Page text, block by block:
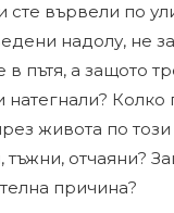
сте вървели по
надолу, не
в пътя, а защото
натегнали? Колко
живота по този
тъжни, отчаяни?
причина?